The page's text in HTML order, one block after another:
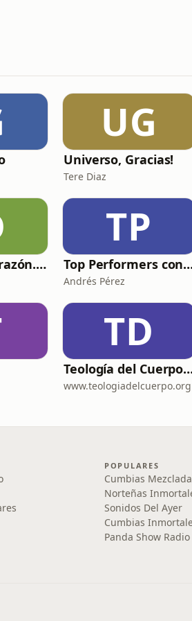
UG
Universo, Gracias!
Tere Diaz
Terapia de Corazón. Salud mental y más.
TP
Top Performers
Andrés Pérez
TD
Teología del Cuerpo
www.teologiadelcuerpo.org
POPULARES
Cumbias
Norteñas
Sonidos Del Ayer
Cumbias
Panda Show Radio